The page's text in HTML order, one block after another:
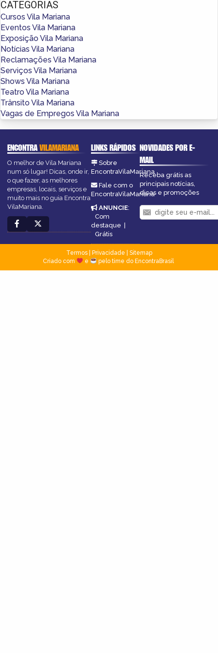
CATEGORIAS
Cursos Vila Mariana
Eventos Vila Mariana
Exposição Vila Mariana
Notícias Vila Mariana
Reclamações Vila Mariana
Serviços Vila Mariana
Shows Vila Mariana
Teatro Vila Mariana
Trânsito Vila Mariana
Vagas de Empregos Vila Mariana
ENCONTRAVILAMARIANA
O melhor de Vila Mariana
num só lugar! Dicas, onde ir,
o que fazer, as melhores
empresas, locais, serviços e
muito mais no guia Encontra
VilaMariana.
LINKS RÁPIDOS
Sobre
EncontraVilaMariana
Fale com o
EncontraVilaMariana
ANUNCIE:
Com
destaque
Grátis
NOVIDADES POR E-
MAIL
Receba grátis as
principais notícias,
dicas e promoções
Termos| Privacidade
Sitemap
Criado com
e pelo time do EncontraBrasil